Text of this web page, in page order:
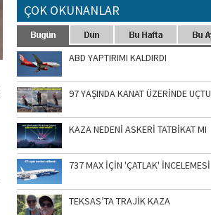
ÇOK OKUNANLAR
ABD YAPTIRIMI KALDIRDI
97 YAŞINDA KANAT ÜZERİNDE UÇTU
KAZA NEDENİ ASKERİ TATBİKAT MI
737 MAX İÇİN 'ÇATLAK' İNCELEMESİ
TEKSAS’TA TRAJİK KAZA